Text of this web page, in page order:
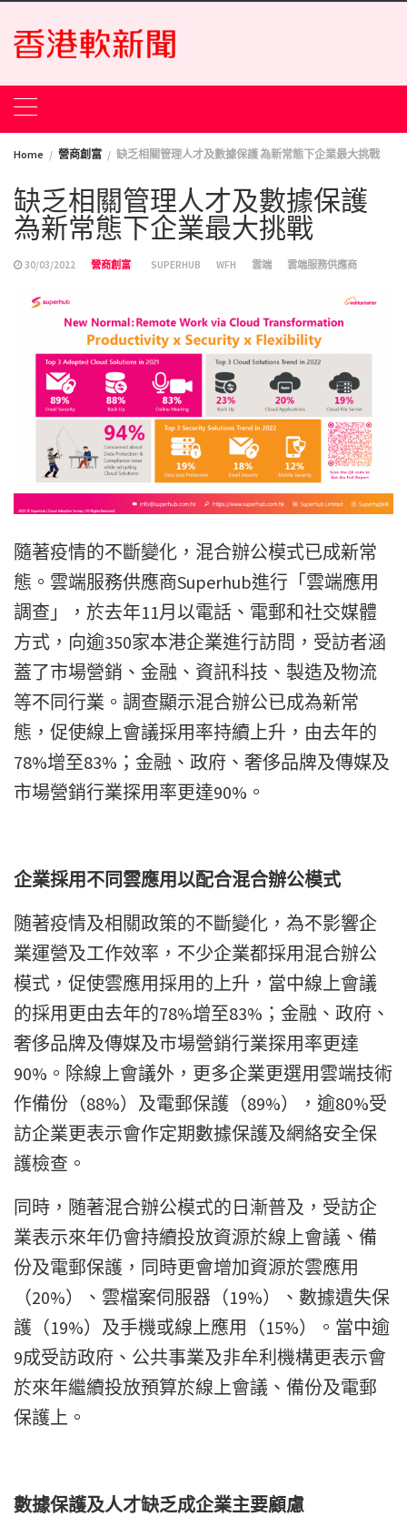
Skip
content
Home 營商創富 缺乏相關管理人才及數據保護 為新常態下企業最大挑戰
缺乏相關管理人才及數據保護
為新常態下企業最大挑戰
30/03/2022 營商創富 SUPERHUB WFH 雲端 雲端服務供應商
隨著疫情的不斷變化，混合辦公模式已成新常
態。雲端服務供應商Superhub進行「雲端應用
調查」，於去年11月以電話、電郵和社交媒體
方式，向逾350家本港企業進行訪問，受訪者涵
蓋了市場營銷、金融、資訊科技、製造及物流
等不同行業。調查顯示混合辦公已成為新常
態，促使線上會議採用率持續上升，由去年的
78%增至83%；金融、政府、奢侈品牌及傳媒及
市場營銷行業探用率更達90%。
企業採用不同雲應用以配合混合辦公模式
随著疫情及相關政策的不斷變化，為不影響企
業運營及工作效率，不少企業都採用混合辦公
模式，促使雲應用採用的上升，當中線上會議
的採用更由去年的78%增至83%；金融、政府、
奢侈品牌及傳媒及市場營銷行業探用率更達
90%。除線上會議外，更多企業更選用雲端技術
作備份（88%）及電郵保護（89%），逾80%受
訪企業更表示會作定期數據保護及網絡安全保
護檢查。
同時，随著混合辦公模式的日漸普及，受訪企
業表示來年仍會持續投放資源於線上會議、備
份及電郵保護，同時更會增加資源於雲應用
（20%）、雲檔案伺服器（19%）、數據遺失保
護（19%）及手機或線上應用（15%）。當中逾
9成受訪政府、公共事業及非牟利機構更表示會
於來年繼續投放預算於線上會議、備份及電郵
保護上。
數據保護及人才缺乏成企業主要顧慮